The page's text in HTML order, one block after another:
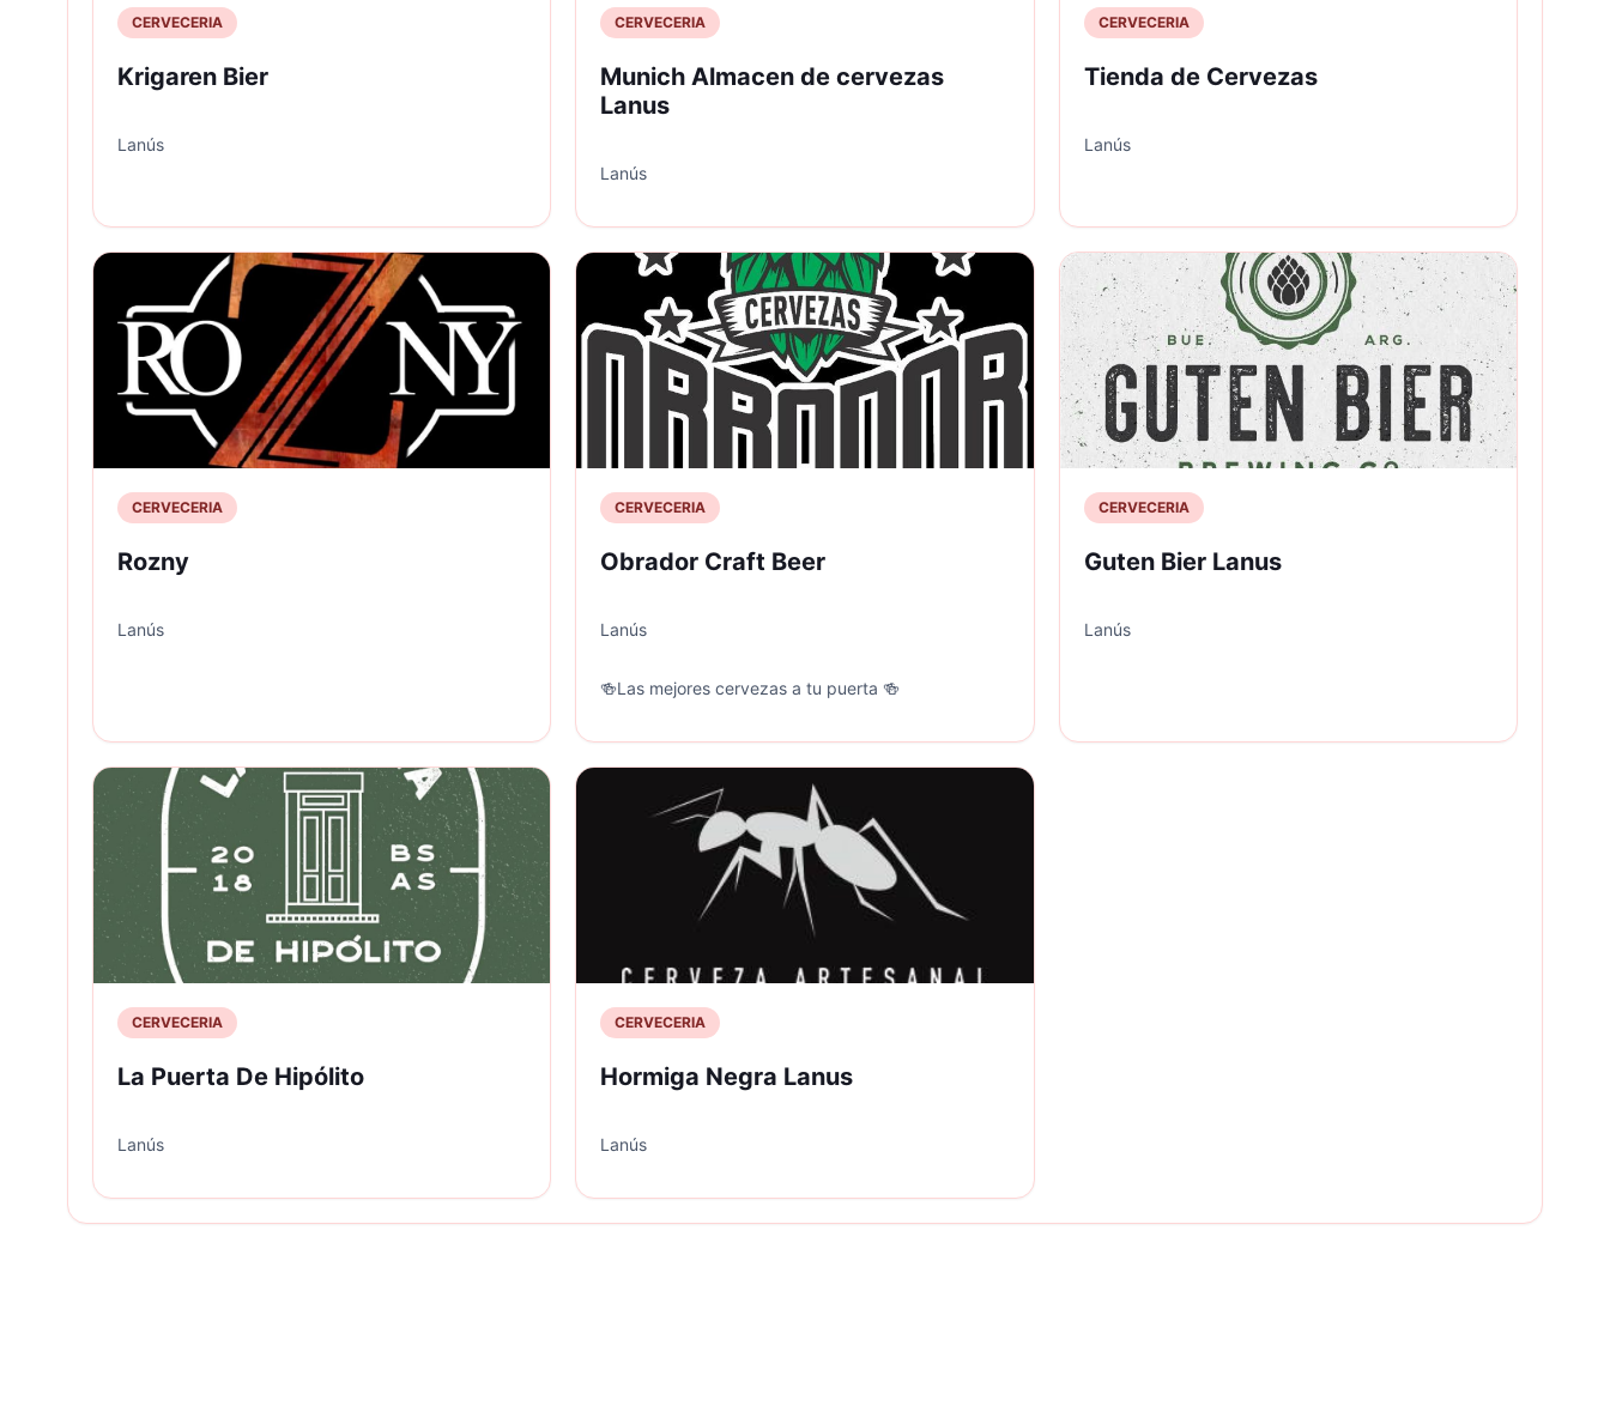
CERVECERIA
Krigaren Bier
Lanús
CERVECERIA
Munich Almacen de cervezas
Lanus
Lanús
CERVECERIA
Tienda de Cervezas
Lanús
CERVECERIA
Rozny
Lanús
CERVECERIA
Obrador Craft Beer
Lanús
🍻Las mejores cervezas a tu puerta 🍻
CERVECERIA
Guten Bier Lanus
Lanús
CERVECERIA
La Puerta De Hipólito
Lanús
CERVECERIA
Hormiga Negra Lanus
Lanús